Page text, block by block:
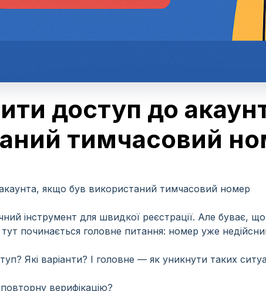
доступ до
тимчасовий
якщо був використаний тимчасовий номер
інструмент для швидкої реєстрації. Але буває,
починається головне питання: номер уже
Які варіанти? І головне — як уникнути таких
верифікацію?